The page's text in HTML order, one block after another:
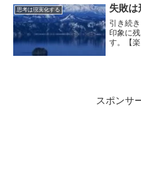
る願望
心、怠
思考は現実化する 失敗は
引き続
印象に
す。【
スポンサ